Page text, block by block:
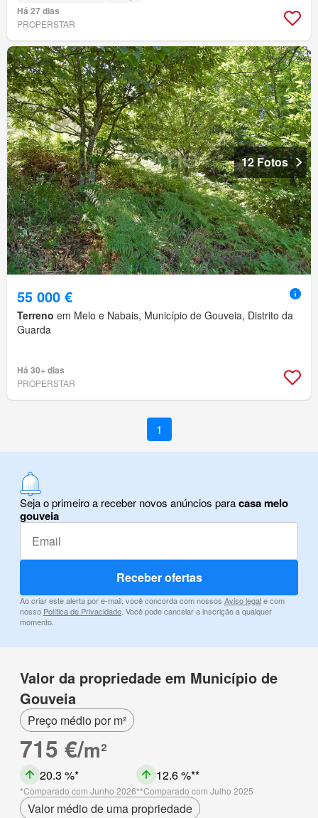
Há 27 dias
PROPERSTAR
12 Fotos
55 000 €
Terreno em Melo e Nabais, Município de Gouveia, Distrito da
Guarda
Há 30+ dias
PROPERSTAR
1
Seja o primeiro a receber novos anúncios paracasa melo
gouveia
Receber ofertas
Ao criar este alerta por e-mail, você concorda com nossos Aviso legale com
nosso Política de Privacidade. Você pode cancelar a inscrição a qualquer
momento.
Valor da propriedade em Município de
Gouveia
Preço médio por m²
715 €/m²
20.3 %
Comparado com Junho 2026
12.6 %
Comparado com Julho 2025
Valor médio de uma propriedade